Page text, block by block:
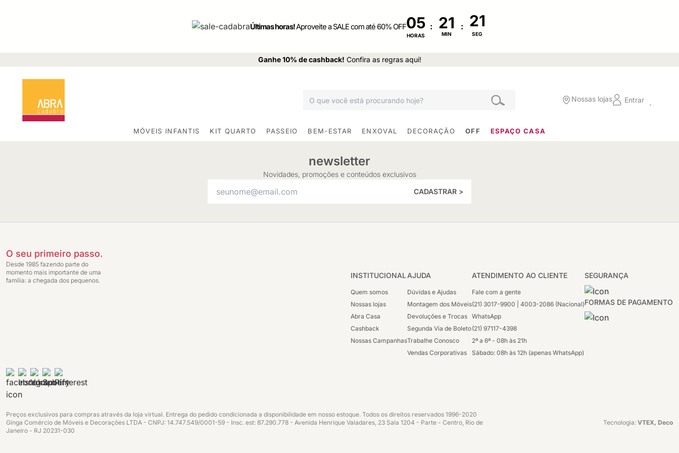
Últimas horas!Aproveite a SALE com até 60% OFF05
HORAS
:
MIN
:
SEG
Ganhe 10% de cashback! Confira as regras aqui!
Nossas lojas Entrar
MÓVEIS INFANTIS KIT QUARTO PASSEIO BEM-ESTAR ENXOVAL DECORAÇÃO OFF ESPAÇO CASA
newsletter
Novidades, promoções e conteúdos exclusivos
CADASTRAR >
O seu primeiro passo.
Desde 1985 fazendo parte do
momento mais importante de uma
família: a chegada dos pequenos.
INSTITUCIONAL
Quem somos
Nossas lojas
Abra Casa
Cashback
Nossas Campanhas
AJUDA
Dúvidas e Ajudas
Montagem dos Móveis
Devoluções e Trocas
Segunda Via de Boleto
Trabalhe Conosco
Vendas Corporativas
SEGURANÇA
FORMAS DE PAGAMENTO
ATENDIMENTO AO CLIENTE
Fale com a gente
(21) 3017-9900 | 4003-2086 (Nacional)
WhatsApp
(21) 97117-4398
2ª a 6ª - 08h às 21h
Sábado: 08h às 12h (apenas WhatsApp)
Preços exclusivos para compras através da loja virtual. Entrega do pedido condicionada a disponibilidade em nosso estoque. Todos os direitos reservados 1996-2020
Ginga Comércio de Móveis e Decorações LTDA - CNPJ: 14.747.549/0001-59 - Insc. est: 87.290.778 - Avenida Henrique Valadares, 23 Sala 1204 - Parte - Centro, Rio de
Janeiro - RJ 20231-030
Tecnologia: VTEX, Deco